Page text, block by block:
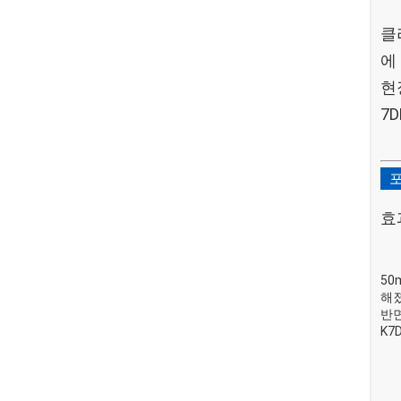
클
에
현
효
해
반